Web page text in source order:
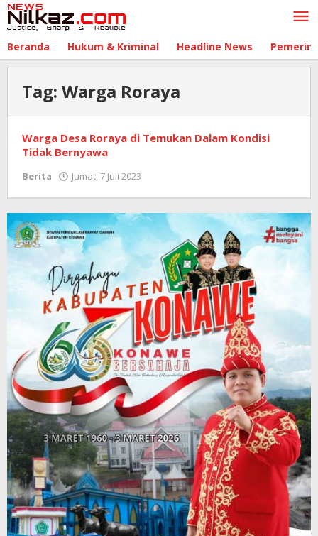
Lewati
ke
Beranda Hukum & Kriminal Headline News
Tag: Warga Roraya
Warga Desa Roraya di Temukan Dalam Kondisi
Tidak Bernyawa
Berita Jumat, 7 Juli 2023